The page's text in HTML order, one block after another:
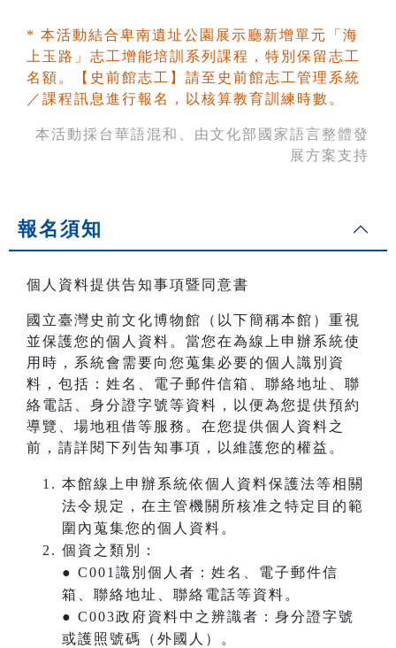
* 本活動結合卑南遺址公園展示廳新增單元「海
上玉路」志工增能培訓系列課程，特別保留志工
名額。【史前館志工】請至史前館志工管理系統
／課程訊息進行報名，以核算教育訓練時數。
本活動採台華語混和、由文化部國家語言整體發
展方案支持
報名須知
個人資料提供告知事項暨同意書
國立臺灣史前文化博物館（以下簡稱本館）重視
並保護您的個人資料。當您在為線上申辦系統使
用時，系統會需要向您蒐集必要的個人識別資
料，包括：姓名、電子郵件信箱、聯絡地址、聯
絡電話、身分證字號等資料，以便為您提供預約
導覽、場地租借等服務。在您提供個人資料之
前，請詳閱下列告知事項，以維護您的權益。
本館線上申辦系統依個人資料保護法等相關
法令規定，在主管機關所核准之特定目的範
圍內蒐集您的個人資料。
個資之類別：
● C001識別個人者：姓名、電子郵件信
箱、聯絡地址、聯絡電話等資料。
● C003政府資料中之辨識者：身分證字號
或護照號碼（外國人）。